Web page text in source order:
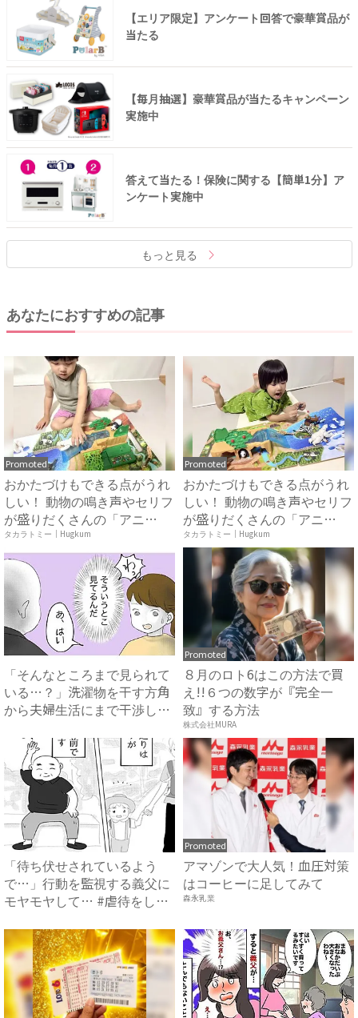
【エリア限定】アンケート回答で豪華賞品が
当たる
【毎月抽選】豪華賞品が当たるキャンペーン
実施中
答えて当たる！保険に関する【簡単1分】ア
ンケート実施中
もっと見る
あなたにおすすめの記事
Promoted
おかたづけもできる点がうれ
しい！ 動物の鳴き声やセリフ
が盛りだくさんの「アニ
ア ...
タカラトミー｜Hugkum
Promoted
おかたづけもできる点がうれ
しい！ 動物の鳴き声やセリフ
が盛りだくさんの「アニ
ア ...
タカラトミー｜Hugkum
「そんなところまで見られて
いる…？」洗濯物を干す方角
から夫婦生活にまで干渉して
Promoted
８月のロト6はこの方法で買
え!!６つの数字が『完全一
致』する方法
株式会社MURA
「待ち伏せされているよう
で…」行動を監視する義父に
モヤモヤして… #虐待をして
Promoted
アマゾンで大人気！血圧対策
はコーヒーに足してみて
森永乳業